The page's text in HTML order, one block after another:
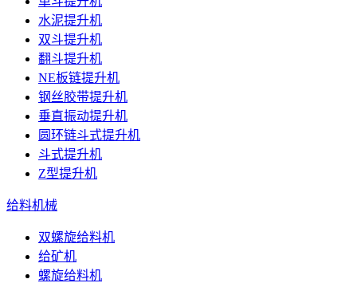
水泥提升机
双斗提升机
翻斗提升机
NE板链提升机
钢丝胶带提升机
垂直振动提升机
圆环链斗式提升机
斗式提升机
Z型提升机
给料机械
双螺旋给料机
给矿机
螺旋给料机